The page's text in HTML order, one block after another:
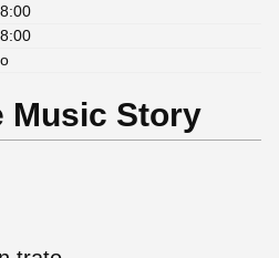
Music Story